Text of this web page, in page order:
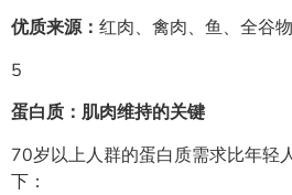
优质来源： 红肉、禽肉、鱼、全谷物
5
蛋白质：肌肉维持的关键
70岁以上人群的蛋白质需求比年轻
下：